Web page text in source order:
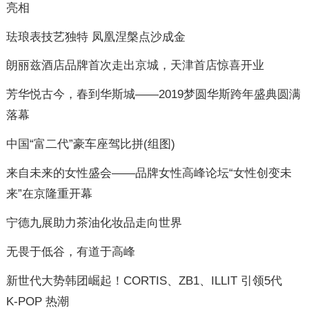
亮相
珐琅表技艺独特 凤凰涅槃点沙成金
朗丽兹酒店品牌首次走出京城，天津首店惊喜开业
芳华悦古今，春到华斯城——2019梦圆华斯跨年盛典圆满
落幕
中国“富二代”豪车座驾比拼(组图)
来自未来的女性盛会——品牌女性高峰论坛“女性创变未
来”在京隆重开幕
宁德九展助力茶油化妆品走向世界
无畏于低谷，有道于高峰
新世代大势韩团崛起！CORTIS、ZB1、ILLIT 引领5代
K‑POP 热潮